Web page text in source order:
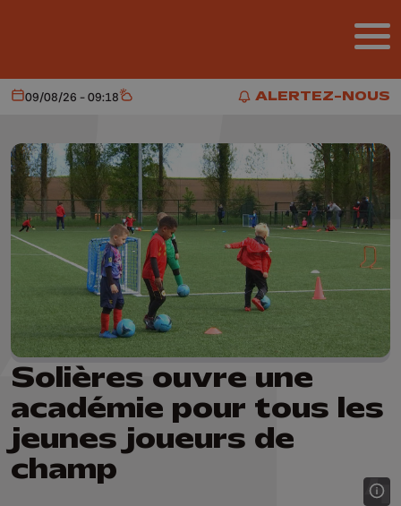
ALERTEZ-NOUS
ALERTEZ-NOUS
Aujourd'hui
09/08/26 - 09:18 Météo
Solières ouvre une
académie pour tous les
jeunes joueurs de
champ